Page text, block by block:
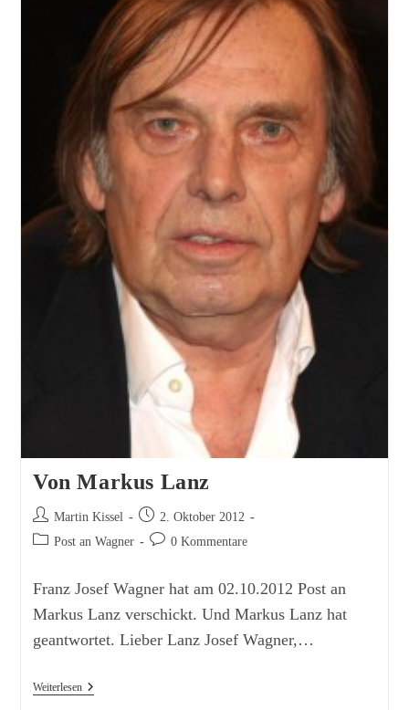
Von Markus Lanz
Beitrags-
Autor:
Martin Kissel
Beitrag
veröffentlicht:
2. Oktober 2012
Beitrags-Post an Wagner
Beitrags-0 Kommentare
Franz Josef Wagner hat am 02.10.2012 Post an
Markus Lanz verschickt. Und Markus Lanz hat
geantwortet. Lieber Lanz Josef Wagner,…
WeiterlesenVon